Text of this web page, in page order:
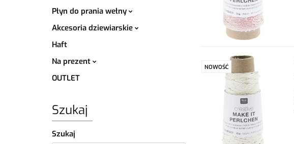
Płyn do prania wełny
Akcesoria dziewiarskie
Haft
Na prezent
OUTLET
Szukaj
Szukaj
NOWOŚĆ